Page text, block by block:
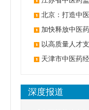
北京：打造中
加快释放中医
以高质量人才
天津市中医药
深度报道